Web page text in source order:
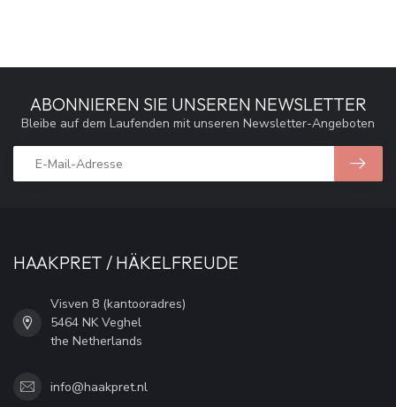
ABONNIEREN SIE UNSEREN NEWSLETTER
Bleibe auf dem Laufenden mit unseren Newsletter-Angeboten
HAAKPRET / HÄKELFREUDE
Visven 8 (kantooradres)
5464 NK Veghel
the Netherlands
info@haakpret.nl